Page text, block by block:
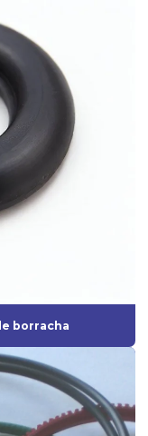
medida para
borracha